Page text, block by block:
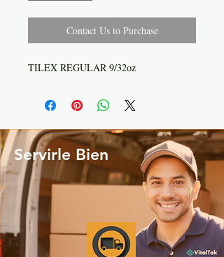
Contact Us to Purchase
TILEX REGULAR 9/32oz
Servirle Bien